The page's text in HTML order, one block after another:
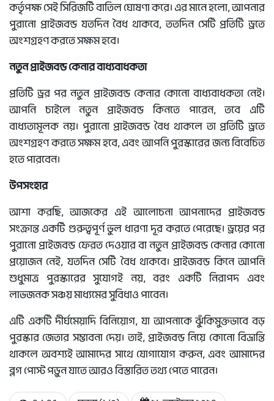
কর্তৃপক্ষ সেই সিরিজটি বাতিল ঘোষণা করে। এর মানে হলো, আপনার
পুরানো প্রাইজবন্ড যতদিন বৈধ থাকবে, ততদিন সেটি প্রতিটি ড্রতে
অংশগ্রহণ করতে সক্ষম হবে।
নতুন প্রাইজবন্ড কেনার বাধ্যবাধকতা
প্রতিটি ড্রর পর নতুন প্রাইজবন্ড কেনার কোনো বাধ্যবাধকতা নেই।
আপনি চাইলে নতুন প্রাইজবন্ড কিনতে পারেন, তবে এটি
বাধ্যতামূলক নয়। পুরানো প্রাইজবন্ড বৈধ থাকলে তা প্রতিটি ড্রতে
অংশগ্রহণ করতে সক্ষম হবে, এবং আপনি পুরস্কারের জন্য বিবেচিত
হতে পারবেন।
উপসংহার
আশা করছি, আজকের এই আলোচনা আপনাদের প্রাইজবন্ড
সংক্রান্ত একটি গুরুত্বপূর্ণ ভুল ধারণা দূর করতে পেরেছে। ড্রয়ের পর
পুরানো প্রাইজবন্ড ফেরত দেওয়ার বা নতুন প্রাইজবন্ড কেনার কোনো
প্রয়োজন নেই, যতদিন সেটি বৈধ থাকবে। প্রাইজবন্ড কিনে আপনি
শুধুমাত্র পুরস্কারের সুযোগই নয়, বরং একটি নিরাপদ এবং
লাভজনক সঞ্চয় মাধ্যমের সুবিধাও পাবেন।
এটি একটি দীর্ঘমেয়াদি বিনিয়োগ, যা আপনাকে ঝুঁকিমুক্তভাবে বড়
পুরস্কার জেতার সম্ভাবনা দেয়। তাই, প্রাইজবন্ড নিয়ে কোনো বিভ্রান্তি
থাকলে অবশ্যই আমাদের সাথে যোগাযোগ করুন, এবং আমাদের
ব্লগ পোস্ট পড়ুন যাতে আরও বিস্তারিত তথ্য পেতে পারেন।